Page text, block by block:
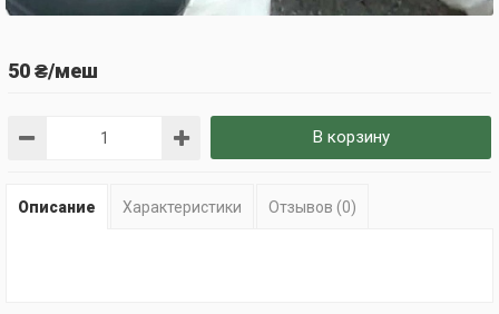
50 ₴/меш
В корзину
Описание Характеристики Отзывов (0)